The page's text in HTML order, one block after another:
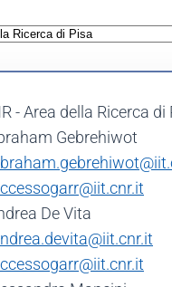
- Area della Ricerca di
Gebrehiwot
De Vita